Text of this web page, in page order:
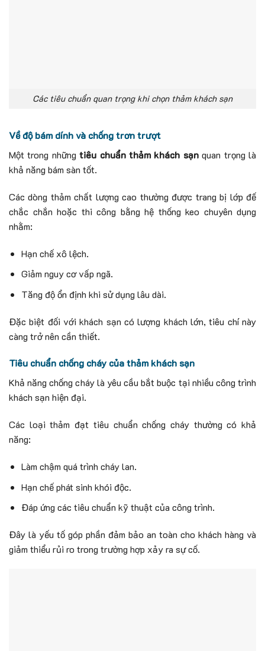
Các tiêu chuẩn quan trọng khi chọn thảm khách sạn
Về độ bám dính và chống trơn trượt
Một trong nhữngtiêu chuẩn thảm khách sạnquan trọng là
khả năng bám sàn tốt.
Các dòng thảm chất lượng cao thường được trang bị lớp đế
chắc chắn hoặc thi công bằng hệ thống keo chuyên dụng
nhằm:
Hạn chế xô lệch.
Giảm nguy cơ vấp ngã.
Tăng độ ổn định khi sử dụng lâu dài.
Đặc biệt đối với khách sạn có lượng khách lớn, tiêu chí này
càng trở nên cần thiết.
Tiêu chuẩn chống cháy của thảm khách sạn
Khả năng chống cháy là yêu cầu bắt buộc tại nhiều công trình
khách sạn hiện đại.
Các loại thảm đạt tiêu chuẩn chống cháy thường có khả
năng:
Làm chậm quá trình cháy lan.
Hạn chế phát sinh khói độc.
Đáp ứng các tiêu chuẩn kỹ thuật của công trình.
Đây là yếu tố góp phần đảm bảo an toàn cho khách hàng và
giảm thiểu rủi ro trong trường hợp xảy ra sự cố.